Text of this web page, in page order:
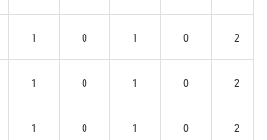
1 0 1 0 2
1 0 1 0 2
1 0 1 0 2